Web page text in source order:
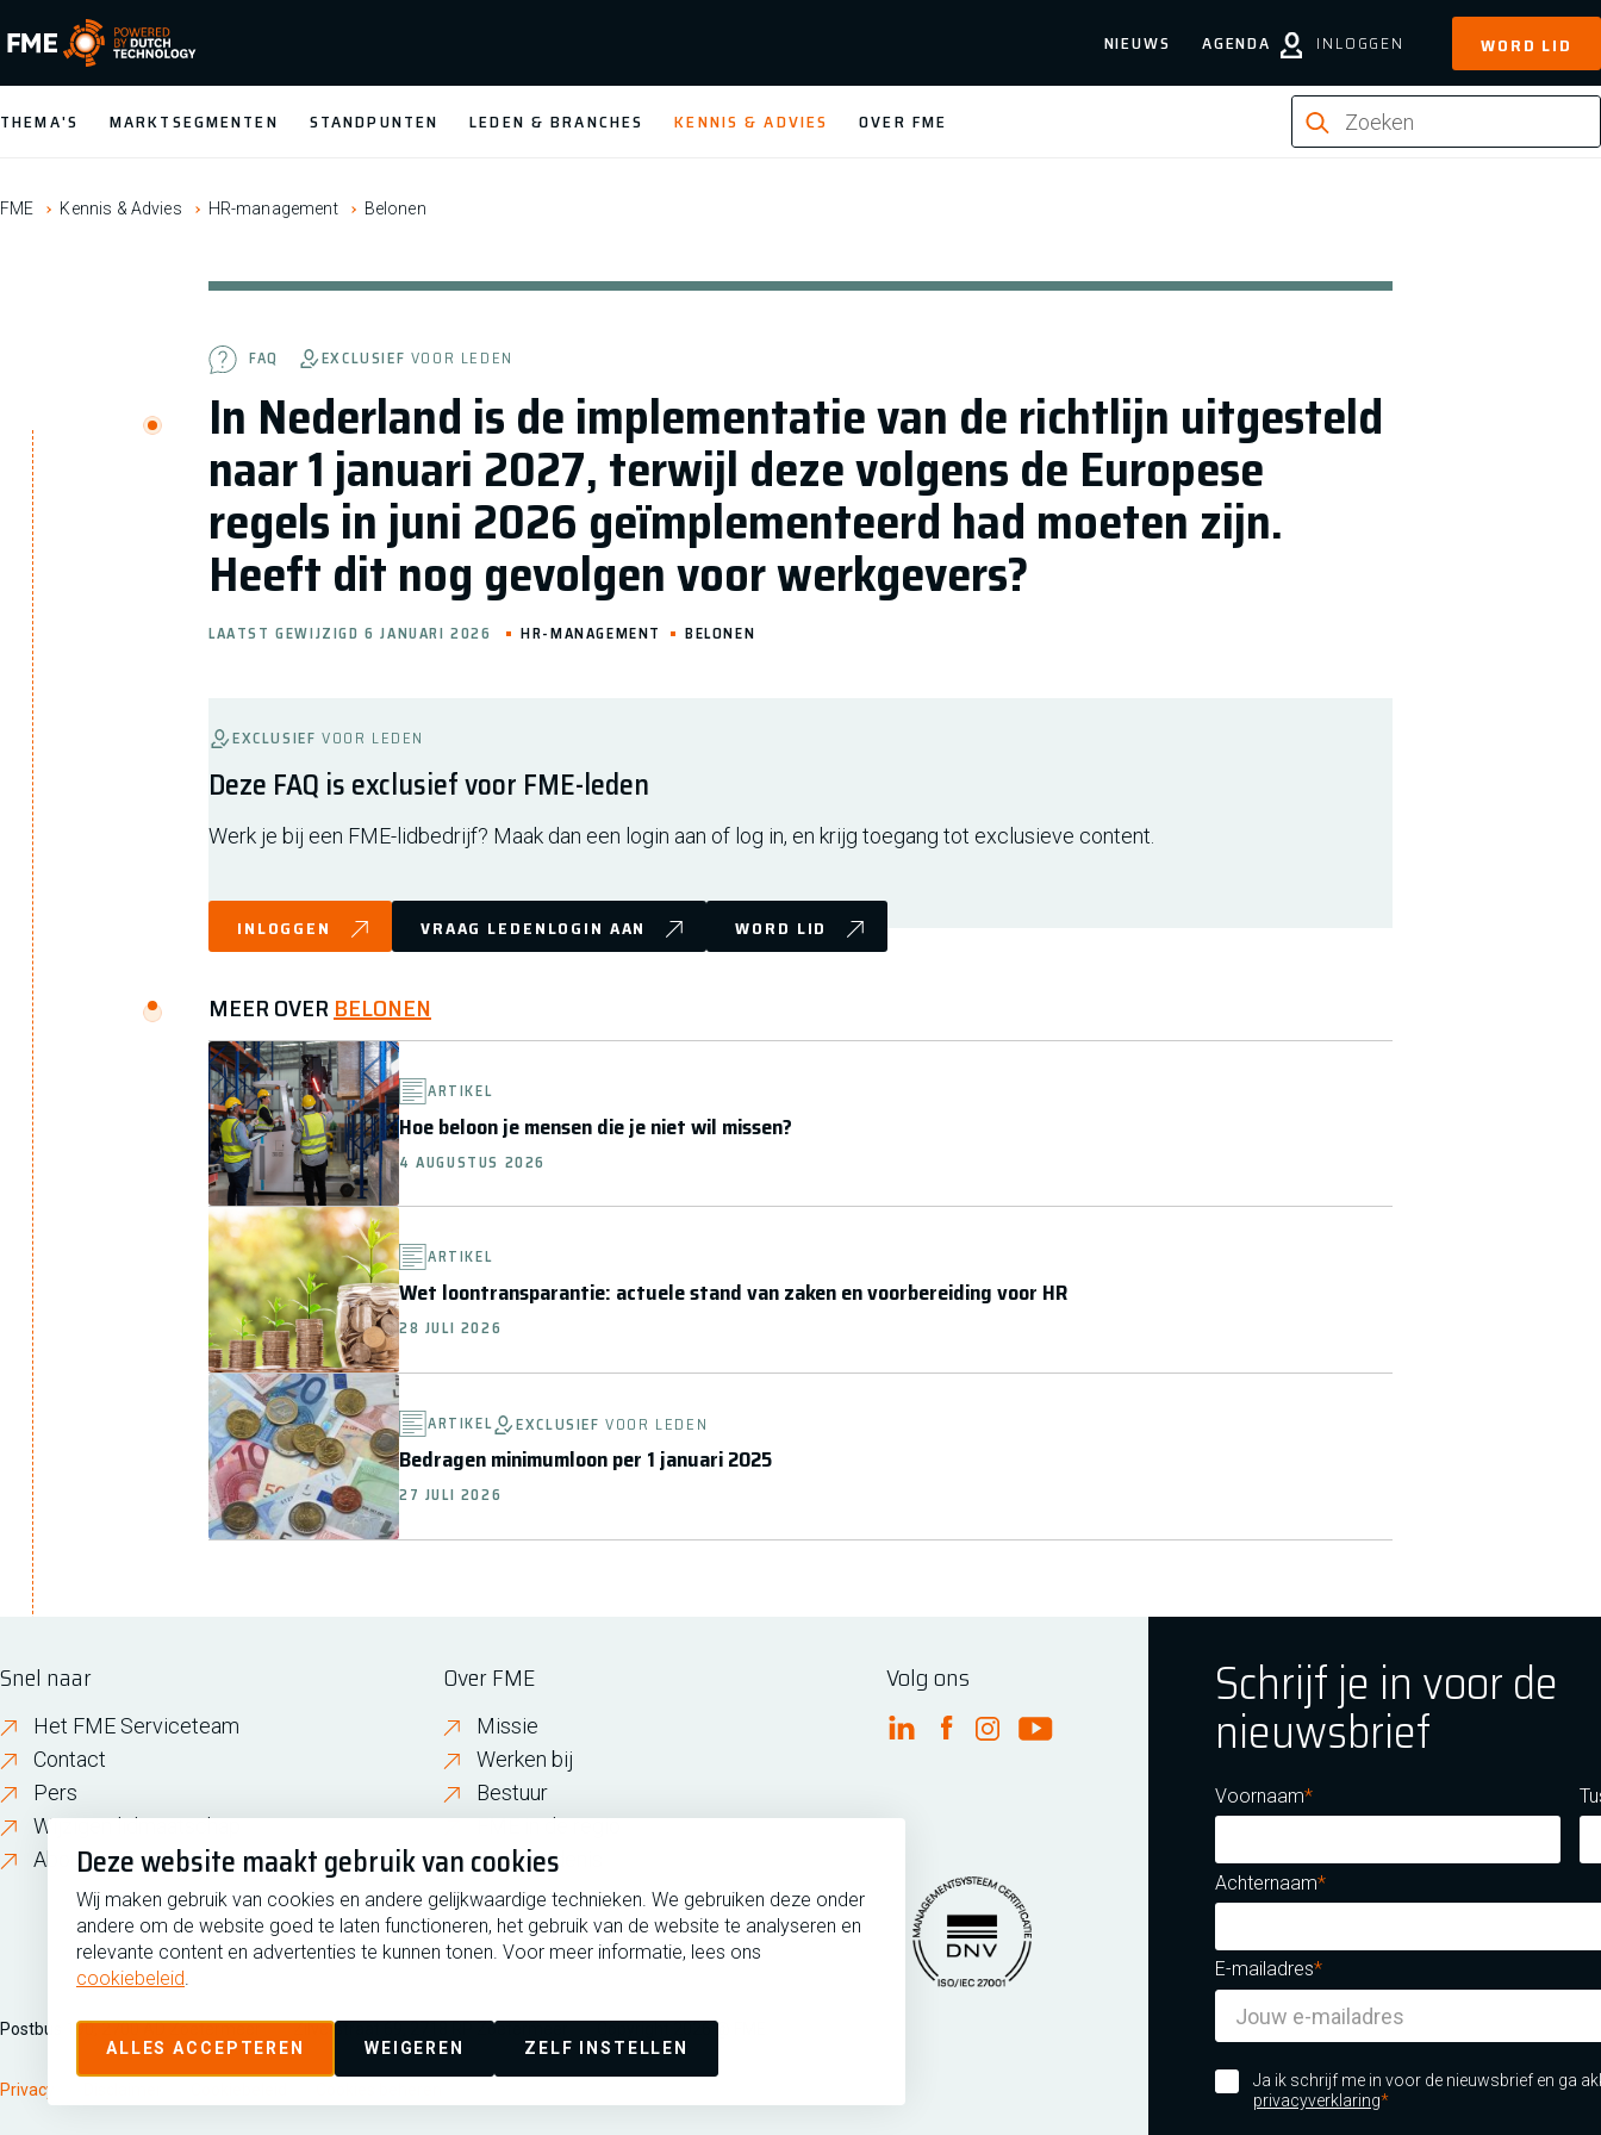
Deze website maakt gebruik van cookies
Wij maken gebruik van cookies en andere gelijkwaardige technieken. We gebruiken deze onder
andere om de website goed te laten functioneren, het gebruik van de website te analyseren en
relevante content en advertenties te kunnen tonen. Voor meer informatie, lees ons
cookiebeleid.
ALLES ACCEPTEREN WEIGEREN ZELF INSTELLEN
FME Logo, to the homepage
NIEUWS AGENDA INLOGGEN WORD LID
THEMA'S MARKTSEGMENTEN STANDPUNTEN LEDEN & BRANCHES KENNIS & ADVIES OVER FME
FME Kennis & Advies HR-management Belonen
In Nederland is de implementatie van de richtlijn uitgesteld
naar 1 januari 2027, terwijl deze volgens de Europese
regels in juni 2026 geïmplementeerd had moeten zijn.
Heeft dit nog gevolgen voor werkgevers?
FAQ EXCLUSIEF VOOR LEDEN
LAATST GEWIJZIGD 6 JANUARI 2026 HR-MANAGEMENT BELONEN
EXCLUSIEF VOOR LEDEN
Deze FAQ is exclusief voor FME-leden
Werk je bij een FME-lidbedrijf? Maak dan een login aan of log in, en krijg toegang tot exclusieve content.
INLOGGEN VRAAG LEDENLOGIN AAN WORD LID
MEER OVERBELONEN
ARTIKEL
Hoe beloon je mensen die je niet wil missen?
4 AUGUSTUS 2026
ARTIKEL
Wet loontransparantie: actuele stand van zaken en voorbereiding voor HR
28 JULI 2026
ARTIKEL EXCLUSIEFVOOR LEDEN
Bedragen minimumloon per 1 januari 2025
27 JULI 2026
Snel naar
Het FME Serviceteam
Contact
Pers
Wijzigen lidmaatschap
About FME
Over FME
Missie
Werken bij
Bestuur
FME in de regio
Geschiedenis
Volg ons
FME Linkedin
FME Facebook
FME Instagram
FME Youtube
Managementsyteem certificatie DNV iso/iec 27001
Postbus 190, 2700 AD Zoetermeer Zilverstraat 69, 2718 RP Zoetermeer Copyright 2026 @ FME
Privacy
Schrijf je in voor de
nieuwsbrief
Voornaam
Achternaam
E-mailadres
Ja ik schrijf me in voor de nieuwsbrief en ga
privacyverklaring